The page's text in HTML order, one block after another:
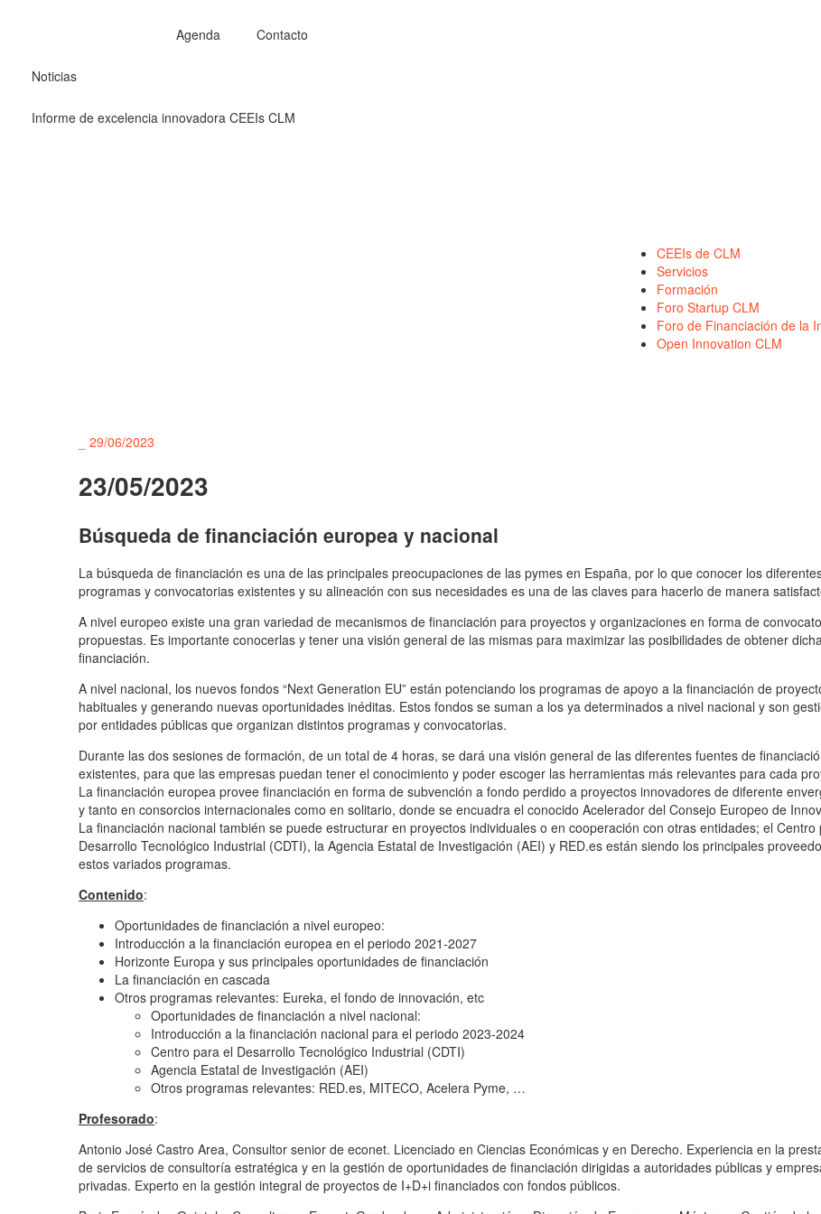
Agenda Contacto
Noticias
Informe de excelencia innovadora CEEIs CLM
CEEIs de CLM
Servicios
Formación
Foro Startup CLM
Foro de Financiación de la
Open Innovation CLM
29/06/2023
23/05/2023
Búsqueda de financiación europea y nacional
La búsqueda de financiación es una de las principales preocupaciones de las pymes en España, por lo que conocer los
programas y convocatorias existentes y su alineación con sus necesidades es una de las claves para hacerlo de manera
A nivel europeo existe una gran variedad de mecanismos de financiación para proyectos y organizaciones en forma de
propuestas. Es importante conocerlas y tener una visión general de las mismas para maximizar las posibilidades de obtener
financiación.
A nivel nacional, los nuevos fondos “Next Generation EU” están potenciando los programas de apoyo a la financiación de
habituales y generando nuevas oportunidades inéditas. Estos fondos se suman a los ya determinados a nivel nacional y son
por entidades públicas que organizan distintos programas y convocatorias.
Durante las dos sesiones de formación, de un total de 4 horas, se dará una visión general de las diferentes fuentes de
existentes, para que las empresas puedan tener el conocimiento y poder escoger las herramientas más relevantes para cada
La financiación europea provee financiación en forma de subvención a fondo perdido a proyectos innovadores de diferente
y tanto en consorcios internacionales como en solitario, donde se encuadra el conocido Acelerador del Consejo Europeo de
La financiación nacional también se puede estructurar en proyectos individuales o en cooperación con otras entidades; el Centro
Desarrollo Tecnológico Industrial (CDTI), la Agencia Estatal de Investigación (AEI) y RED.es están siendo los principales
estos variados programas.
Contenido:
Oportunidades de financiación a nivel europeo:
Introducción a la financiación europea en el periodo 2021-2027
Horizonte Europa y sus principales oportunidades de financiación
La financiación en cascada
Otros programas relevantes: Eureka, el fondo de innovación, etc
Oportunidades de financiación a nivel nacional:
Introducción a la financiación nacional para el periodo 2023-2024
Centro para el Desarrollo Tecnológico Industrial (CDTI)
Agencia Estatal de Investigación (AEI)
Otros programas relevantes: RED.es, MITECO, Acelera Pyme, …
Profesorado:
Antonio José Castro Area, Consultor senior de econet. Licenciado en Ciencias Económicas y en Derecho. Experiencia en la
de servicios de consultoría estratégica y en la gestión de oportunidades de financiación dirigidas a autoridades públicas y
privadas. Experto en la gestión integral de proyectos de I+D+i financiados con fondos públicos.